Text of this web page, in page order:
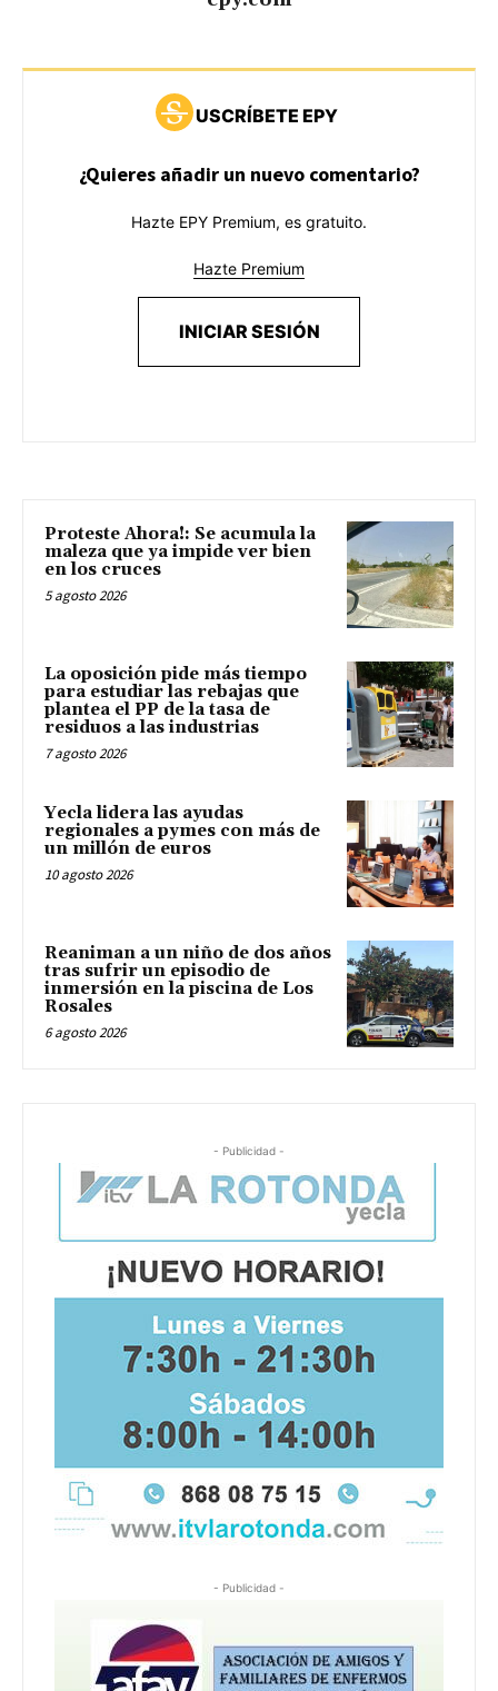
USCRÍBETE EPY
¿Quieres añadir un nuevo comentario?
Hazte EPY Premium, es gratuito.
Hazte Premium
INICIAR SESIÓN
Proteste Ahora!: Se acumula la
maleza que ya impide ver bien
en los cruces
5 agosto 2026
La oposición pide más tiempo
para estudiar las rebajas que
plantea el PP de la tasa de
residuos a las industrias
7 agosto 2026
Yecla lidera las ayudas
regionales a pymes con más de
un millón de euros
10 agosto 2026
Reaniman a un niño de dos años
tras sufrir un episodio de
inmersión en la piscina de Los
Rosales
6 agosto 2026
- Publicidad -
- Publicidad -